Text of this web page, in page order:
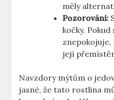
měly
Pozorování:
kočky.
její
Navzdory mýtům o
jasné, že tato rostlina